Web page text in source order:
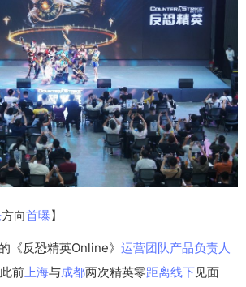
方向首曝】
《反恐精英Online》 运营团队产品负责人
此前 上海与成都两次精英零距离线下见面